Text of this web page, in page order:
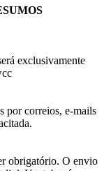
exclusivamente
por correios, e-mails
obrigatório. O envio